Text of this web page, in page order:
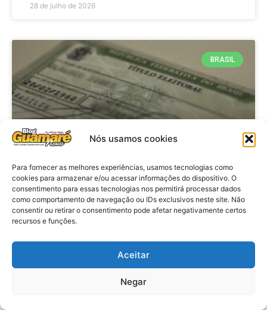
Nós usamos cookies
Para fornecer as melhores experiências, usamos tecnologias como
cookies para armazenar e/ou acessar informações do dispositivo. O
consentimento para essas tecnologias nos permitirá processar dados
como comportamento de navegação ou IDs exclusivos neste site. Não
consentir ou retirar o consentimento pode afetar negativamente certos
recursos e funções.
Aceitar
Negar
28 de julho de 2026
BRASIL
Brasil: Policia Federal investiga
753 casos de crimes eleitorais
antes das eleições